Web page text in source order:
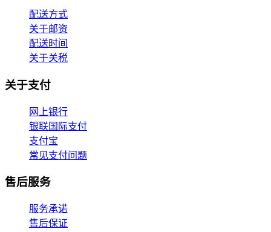
配送方式
关于邮资
配送时间
关于关税
关于支付
网上银行
银联国际支付
支付宝
常见支付问题
售后服务
服务承诺
售后保证